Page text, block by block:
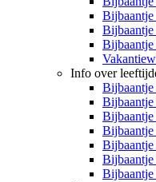
Bijbaantje
Info over
Bijbaantje
Bijbaantje
Bijbaantje
Bijbaantje
Bijbaantje
Bijbaantje
Bijbaantje